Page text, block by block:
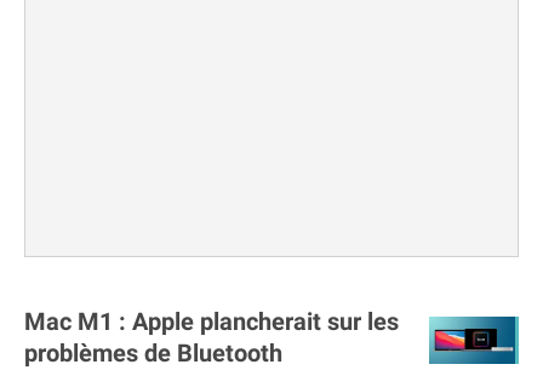
Mac M1 : Apple plancherait sur les
problèmes de Bluetooth